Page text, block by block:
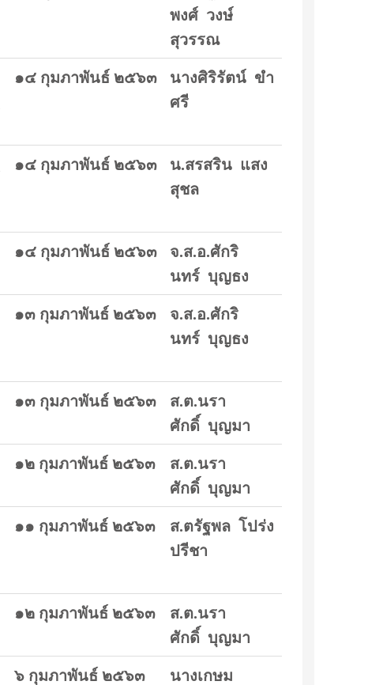
พงศ์ วงษ์
สุวรรณ
๑๔ กุมภาพันธ์ ๒๕๖๓
นางศิริรัตน์ ขำ
ศรี
๑๔ กุมภาพันธ์ ๒๕๖๓
น.สรสริน แสง
สุชล
๑๔ กุมภาพันธ์ ๒๕๖๓
จ.ส.อ.ศักริ
นทร์ บุญธง
๑๓ กุมภาพันธ์ ๒๕๖๓
จ.ส.อ.ศักริ
นทร์ บุญธง
๑๓ กุมภาพันธ์ ๒๕๖๓
ส.ต.นรา
ศักดิ์ บุญมา
๑๒ กุมภาพันธ์ ๒๕๖๓
ส.ต.นรา
ศักดิ์ บุญมา
๑๑ กุมภาพันธ์ ๒๕๖๓
ส.ตรัฐพล โปร่ง
ปรีชา
๑๒ กุมภาพันธ์ ๒๕๖๓
ส.ต.นรา
ศักดิ์ บุญมา
๖ กุมภาพันธ์ ๒๕๖๓
นางเกษม